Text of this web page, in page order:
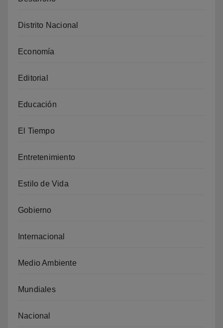
Distrito Nacional
Economía
Editorial
Educación
El Tiempo
Entretenimiento
Estilo de Vida
Gobierno
Internacional
Medio Ambiente
Mundiales
Nacional